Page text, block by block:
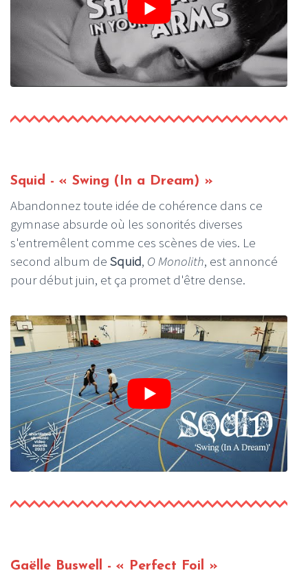
Squid - « Swing (In a Dream) »
Abandonnez toute idée de cohérence dans ce
gymnase absurde où les sonorités diverses
s'entremêlent comme ces scènes de vies. Le
second album de Squid, O Monolith, est annoncé
pour début juin, et ça promet d'être dense.
Gaëlle Buswell - « Perfect Foil »